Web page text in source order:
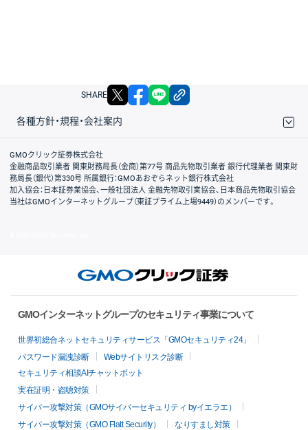
SHARE X facebook
各種方針・規程・会社案内
取引規程・約款
サイトマップ
その他のご案内
個人情報保護方針
最良執行方針
サイトのご利用について
ディスクレイマー
信託保全
リスク説明
会社案内
GMOクリック証券株式会社
金融商品取引業者 関東財務局長（金商）第77号 商品先物取引業者 銀行代理業者 関東財
務局長（銀代）第330号 所属銀行：GMOあおぞらネット銀行株式会社
加入協会：日本証券業協会、一般社団法人 金融先物取引業協会、日本商品先物取引協会
当社はGMOインターネットグループ（東証プライム上場9449）のメンバーです。
GMOインターネットグループのセキュリティ事業について
世界初総合ネットセキュリティサービス「GMOセキュリティ24」
パスワード漏洩診断
Webサイトリスク診断
セキュリティ相談AIチャットボット
実在証明・盗聴対策
サイバー攻撃対策（GMOサイバーセキュリティ byイエラエ）
サイバー攻撃対策（GMO Flatt Security）
なりすまし対策